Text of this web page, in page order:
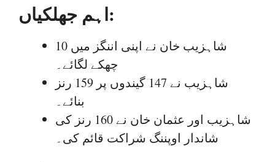
اہم جھلکیاں:
شاہزیب خان نے اپنی اننگز میں 10
چھکے لگائے۔
شاہزیب نے 147 گیندوں پر 159 رنز
بنائے۔
شاہزیب اور عثمان خان نے 160 رنز کی
شاندار اوپننگ شراکت قائم کی۔